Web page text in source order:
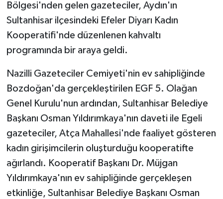
Bölgesi'nden gelen gazeteciler, Aydın'ın
Sultanhisar ilçesindeki Efeler Diyarı Kadın
Kooperatifi'nde düzenlenen kahvaltı
programında bir araya geldi.
Nazilli Gazeteciler Cemiyeti'nin ev sahipliğinde
Bozdoğan'da gerçekleştirilen EGF 5. Olağan
Genel Kurulu'nun ardından, Sultanhisar Belediye
Başkanı Osman Yıldırımkaya'nın daveti ile Egeli
gazeteciler, Atça Mahallesi'nde faaliyet gösteren
kadın girişimcilerin oluşturduğu kooperatifte
ağırlandı. Kooperatif Başkanı Dr. Müjgan
Yıldırımkaya'nın ev sahipliğinde gerçekleşen
etkinliğe, Sultanhisar Belediye Başkanı Osman